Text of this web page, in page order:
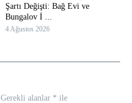
Şartı Değişti: Bağ Evi ve
Bungalov İ ...
4 Ağustos 2026
Gerekli alanlar * ile